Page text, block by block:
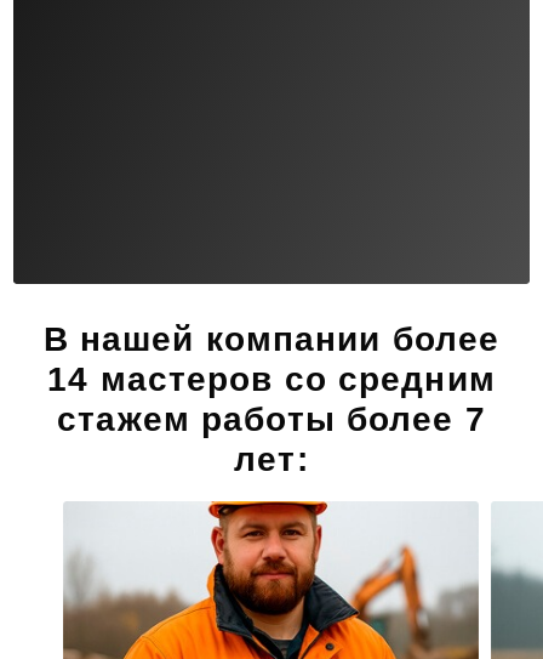
В нашей компании более
14 мастеров со средним
стажем работы более 7
лет: